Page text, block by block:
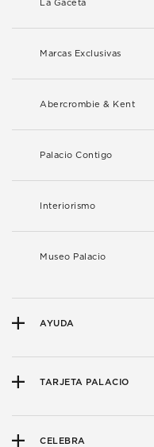
La Gaceta
Marcas Exclusivas
Abercrombie & Kent
Palacio Contigo
Interiorismo
Museo Palacio
AYUDA
TARJETA PALACIO
CELEBRA